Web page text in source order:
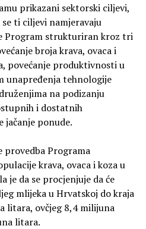
prikazani sektorski ciljevi,
ti ciljevi namjeravaju
Program strukturiran kroz tri
broja krava, ovaca i
povećanje produktivnosti u
unapređenja tehnologije
na podizanju
i dostatnih
jačanje ponude.
provedba Programa
krava, ovaca i koza u
je da se procjenjuje da će
mlijeka u Hrvatskoj do kraja
litara, ovčjeg 8,4 milijuna
litara.